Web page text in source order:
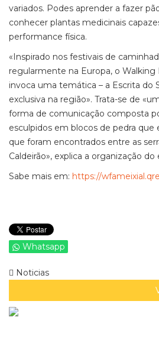
variados. Podes aprender a fazer
conhecer plantas medicinais
performance física.
«Inspirado nos festivais de
regularmente na Europa, o Walking
invoca uma temática – a Escrita do
exclusiva na região». Trata-se de
forma de comunicação composta
esculpidos em blocos de pedra que
que foram encontrados entre as
Caldeirão», explica a organização do
Sabe mais em: https://
Whatsapp
Noticias